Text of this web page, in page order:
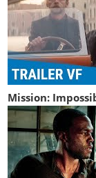
Mission: